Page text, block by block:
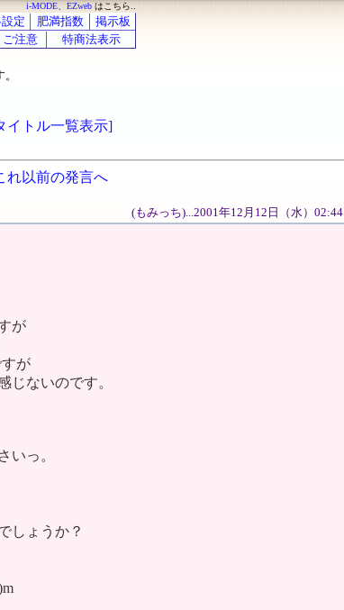
i-MODE、EZweb はこちら..
定 肥満指数
掲示板
ご注意 特商法表示
イトル一覧表示]
れ以前の発言へ
(もみっち)...2001年12月12日（水）02:44
が
が
じないのです。
いっ。
しょうか？